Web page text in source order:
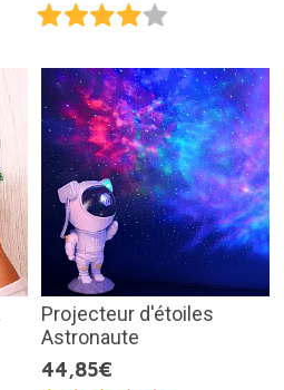
Projecteur d'étoiles
Astronaute
44,85€